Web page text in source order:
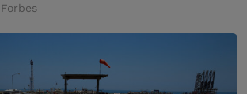
Forbes